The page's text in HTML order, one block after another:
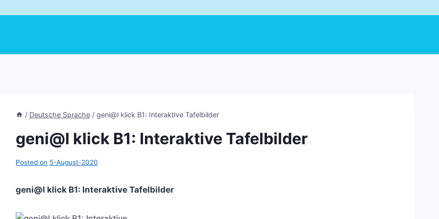
/ Deutsche Sprache / geni@l klick B1: Interaktive Tafelbilder
geni@l klick B1: Interaktive Tafelbilder
Posted on 5-August-2020
geni@l klick B1: Interaktive Tafelbilder